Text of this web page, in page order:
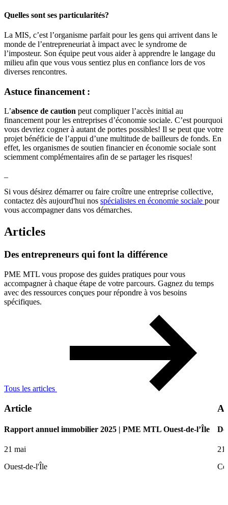
Quelles sont ses particularités?
La MIS, c’est l’organisme parfait pour les gens qui arrivent dans le
monde de l’entrepreneuriat à impact avec le syndrome de
l’imposteur. Son équipe peut vous aider à apprendre le langage du
milieu afin que vous vous sentiez plus en confiance lors de vos
diverses rencontres.
Astuce financement :
L’absence de caution peut compliquer l’accès initial au
financement pour les entreprises d’économie sociale. C’est pourquoi
vous devriez cogner à autant de portes possibles! Il se peut que votre
projet bénéficie de l’appui d’une multitude de bailleurs de fonds. En
effet, les organismes de soutien financier en économie sociale sont
sciemment complémentaires afin de se partager les risques!
Si vous désirez démarrer ou faire croître une entreprise collective,
contactez dès aujourd'hui nos spécialistes en économie sociale pour
vous accompagner dans vos démarches.
Articles
Des entrepreneurs qui font la différence
PME MTL vous propose des guides pratiques pour vous
accompagner à chaque étape de votre parcours. Gagnez du temps
avec des ressources conçues pour répondre à vos besoins
spécifiques.
Tous les articles
Article
Rapport annuel immobilier 2025 | PME MTL Ouest-de-l’Île
21 mai
Ouest-de-l'Île
21